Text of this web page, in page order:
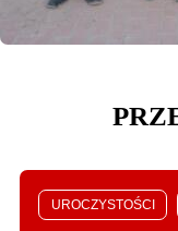
UROCZYSTOŚCI